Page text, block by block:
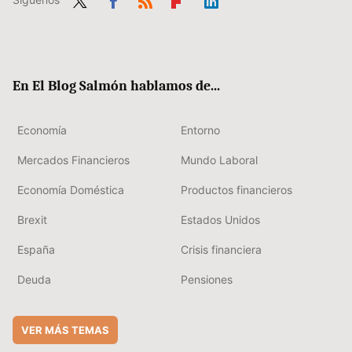
En El Blog Salmón hablamos de...
Economía Entorno
Mercados Financieros Mundo Laboral
Economía Doméstica Productos financieros
Brexit Estados Unidos
España Crisis financiera
Deuda Pensiones
VER MÁS TEMAS